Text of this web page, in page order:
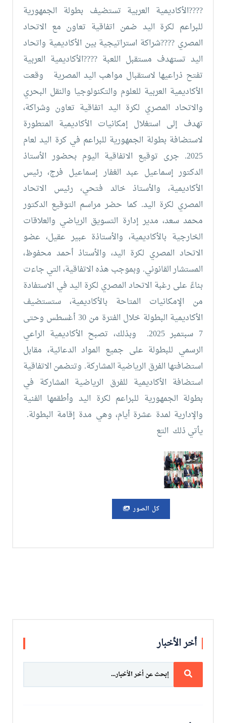
المراكز المعاهدالمجمعاتالعمادات
تواصل
معنا
خريطة
الموقع
????الأكاديمية العربية تستضيف بطولة الجمهورية
للبراعم لكرة اليد ضمن اتفاقية تعاون مع الاتحاد
المصري ????شراكة استراتيجية بين الأكاديمية واتحاد
اليد تستهدف مستقبل اللعبة ????الأكاديمية العربية
تفتح ذراعيها لاستقبال مواهب اليد المصرية وقعت
الأكاديمية العربية للعلوم والتكنولوجيا والنقل البحري
والاتحاد المصري لكرة اليد اتفاقية تعاون وشراكة،
تهدف إلى استغلال إمكانيات الأكاديمية المتطورة
لاستضافة بطولة الجمهورية للبراعم في كرة اليد لعام
2025. جرى توقيع الاتفاقية اليوم بحضور الأستاذ
الدكتور إسماعيل عبد الغفار إسماعيل فرج، رئيس
الأكاديمية، والأستاذ خالد فتحي، رئيس الاتحاد
المصري لكرة اليد. كما حضر مراسم التوقيع الدكتور
محمد سعد، مدير إدارة التسويق الرياضي والعلاقات
الخارجية بالأكاديمية، والأستاذة عبير عقيل، عضو
الاتحاد المصري لكرة اليد، والأستاذ أحمد محفوظ،
المستشار القانوني. وبموجب هذه الاتفاقية، التي جاءت
بناءً على رغبة الاتحاد المصري لكرة اليد في الاستفادة
من الإمكانيات المتاحة بالأكاديمية، ستستضيف
الأكاديمية البطولة خلال الفترة من 30 أغسطس وحتى
7 سبتمبر 2025.
وبذلك، تصبح الأكاديمية الراعي
الرسمي للبطولة على جميع المواد الدعائية، مقابل
استضافتها الفرق الرياضية المشاركة. وتتضمن الاتفاقية
استضافة الأكاديمية للفرق الرياضية المشاركة في
بطولة الجمهورية للبراعم لكرة اليد وأطقمها الفنية
والإدارية لمدة عشرة أيام، وهي مدة إقامة البطولة.
يأتي ذلك التع
كل الصور
أخر الأخبار